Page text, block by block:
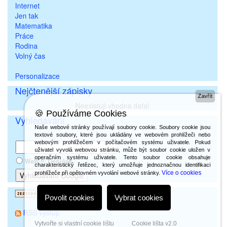
Internet
Jen tak
Matematika
Práce
Rodina
Volný čas
Personalizace
Nejčtenější zápisky
Neexistuji vhodna data!
Vyhledávání
Web Deníček
RSS výstup
Zavřít
🍪 Používáme Cookies
Naše webové stránky používají soubory cookie. Soubory cookie jsou
textové soubory, které jsou ukládány ve webovém prohlížeči nebo
webovým prohlížečem v počítačovém systému uživatele. Pokud
uživatel vyvolá webovou stránku, může být soubor cookie uložen v
operačním systému uživatele. Tento soubor cookie obsahuje
charakteristický řetězec, který umožňuje jednoznačnou identifikaci
prohlížeče při opětovném vyvolání webové stránky.Více o cookies
Povolit cookies Vybrat cookies
Vytvořte si vlastní cookie lištu Cookie lišta v2.0